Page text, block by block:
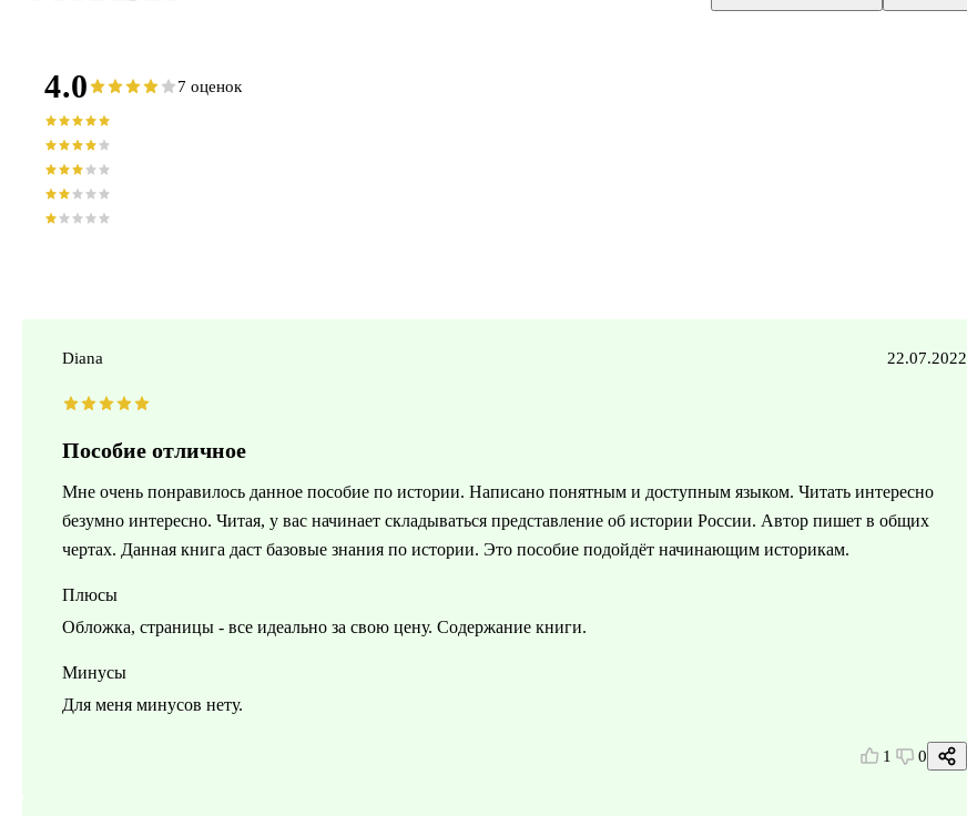
4.0 7 оценок
Diana 22.07.2022
Пособие отличное
Мне очень понравилось данное пособие по истории. Написано понятным и доступным языком. Читать интересно
безумно интересно. Читая, у вас начинает складываться представление об истории России. Автор пишет в общих
чертах. Данная книга даст базовые знания по истории. Это пособие подойдёт начинающим историкам.
Плюсы
Обложка, страницы - все идеально за свою цену. Содержание книги.
Минусы
Для меня минусов нету.
1 0